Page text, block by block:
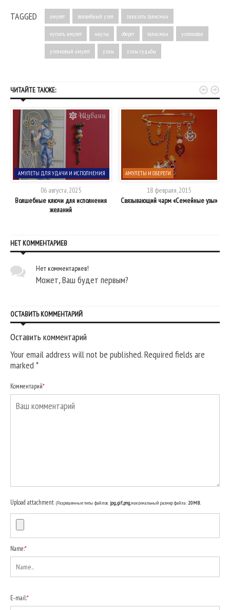
TAGGED амулет волшебный узел заказать талисман
купить амулет наузы оберег талисман узелковая
узелковый амулет узлы узлы судьбы
ЧИТАЙТЕ ТАКЖЕ:
АМУЛЕТЫ ДЛЯ УДАЧИ И ИСПОЛНЕНИЯ
06 августа, 2025
Волшебные ключи для исполнения
желаний
АМУЛЕТЫ И ОБЕРЕГИ
18 февраля, 2015
Связывающий чарм «Семейные узы»
 
НЕТ КОММЕНТАРИЕВ
Нет комментариев!
Может, Ваш будет первым?
ОСТАВИТЬ КОММЕНТАРИЙ
Оставить комментарий
Your email address will not be published. Required fields are
marked*
Комментарий*
Upload attachment (Разрешенные типы файлов:jpg, gif, png, максимальный размер файла: 20MB.
Name:*
E-mail:*